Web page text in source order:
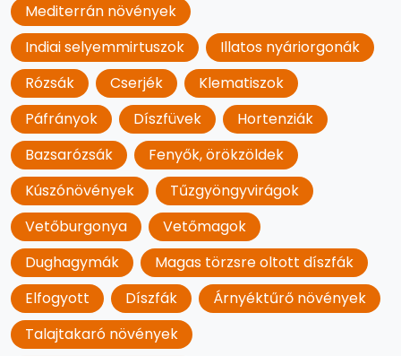
Mediterrán növények
Indiai selyemmirtuszok
Illatos nyáriorgonák
Rózsák
Cserjék
Klematiszok
Páfrányok
Díszfüvek
Hortenziák
Bazsarózsák
Fenyők, örökzöldek
Kúszónövények
Tűzgyöngyvirágok
Vetőburgonya
Vetőmagok
Dughagymák
Magas törzsre oltott díszfák
Elfogyott
Díszfák
Árnyéktűrő növények
Talajtakaró növények